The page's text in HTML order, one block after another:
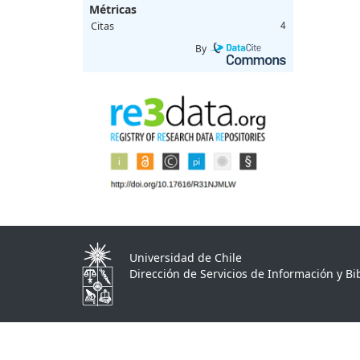
Métricas
Citas 4
By
Universidad de Chile
Dirección de Servicios de Información y